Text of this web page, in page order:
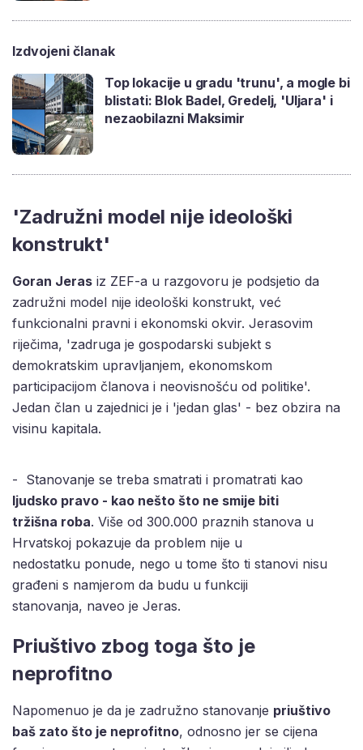
Izdvojeni članak
Top lokacije u gradu 'trunu', a mogle bi
blistati: Blok Badel, Gredelj, 'Uljara' i
nezaobilazni Maksimir
'Zadružni model nije ideološki
konstrukt'
Goran Jeras iz ZEF-a u razgovoru je podsjetio da
zadružni model nije ideološki konstrukt, već
funkcionalni pravni i ekonomski okvir. Jerasovim
riječima, 'zadruga je gospodarski subjekt s
demokratskim upravljanjem, ekonomskom
participacijom članova i neovisnošću od politike'.
Jedan član u zajednici je i 'jedan glas' - bez obzira na
visinu kapitala.
- Stanovanje se treba smatrati i promatrati kao
ljudsko pravo - kao nešto što ne smije biti
tržišna roba. Više od 300.000 praznih stanova u
Hrvatskoj pokazuje da problem nije u
nedostatku ponude, nego u tome što ti stanovi nisu
građeni s namjerom da budu u funkciji
stanovanja, naveo je Jeras.
Priuštivo zbog toga što je
neprofitno
Napomenuo je da je zadružno stanovanje priuštivo
baš zato što je neprofitno, odnosno jer se cijena